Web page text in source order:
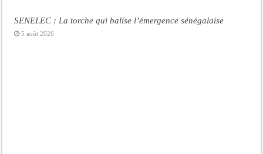
SENELEC : La torche qui balise l’émergence sénégalaise
5 août 2026